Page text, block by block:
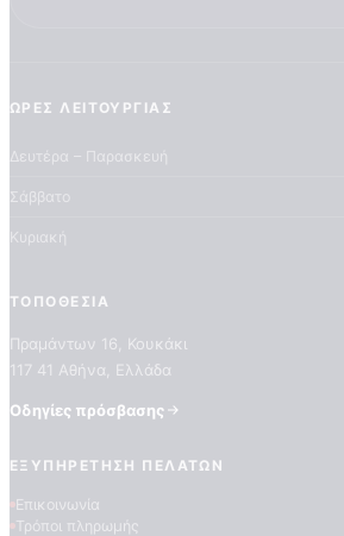
ΏΡΕΣ ΛΕΙΤΟΥΡΓΊΑΣ
Δευτέρα – Παρασκευή
Σάββατο
Κυριακή
ΤΟΠΟΘΕΣΊΑ
Πραμάντων 16, Κουκάκι
117 41 Αθήνα, Ελλάδα
Οδηγίες πρόσβασης
ΕΞΥΠΗΡΈΤΗΣΗ ΠΕΛΑΤΏΝ
Επικοινωνία
Τρόποι πληρωμής